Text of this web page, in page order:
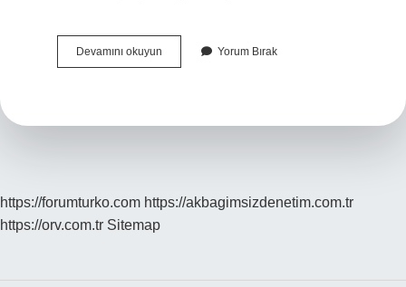
Devamını okuyun
Tıp
Yorum Bırak
https://forumturko.com https://akbagimsizdenetim.com.tr
https://orv.com.tr Sitemap